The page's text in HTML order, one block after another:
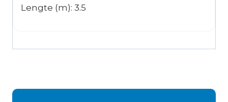
Lengte (m): 3.5